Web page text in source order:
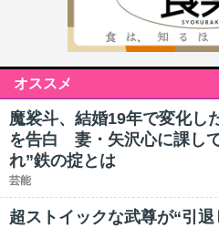
オススメ
魔裟斗、結婚19年で変化し
を告白 妻・矢沢心に課し
れ”鉄の掟とは
芸能
超ストイックな武尊が“引